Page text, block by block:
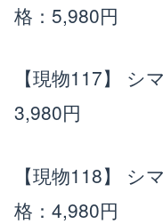
格：5,980円
【現物117】 シ
3,980円
【現物118】 シ
格：4,980円